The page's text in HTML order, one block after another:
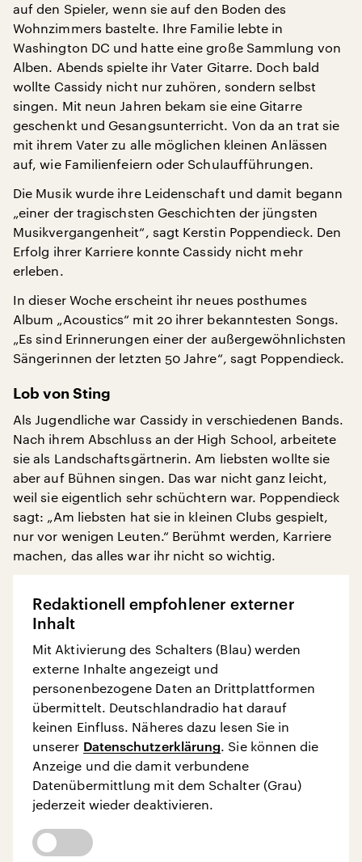
auf den Spieler, wenn sie auf den Boden des
Wohnzimmers bastelte. Ihre Familie lebte in
Washington DC und hatte eine große Sammlung von
Alben. Abends spielte ihr Vater Gitarre. Doch bald
wollte Cassidy nicht nur zuhören, sondern selbst
singen. Mit neun Jahren bekam sie eine Gitarre
geschenkt und Gesangsunterricht. Von da an trat sie
mit ihrem Vater zu alle möglichen kleinen Anlässen
auf, wie Familienfeiern oder Schulaufführungen.
Die Musik wurde ihre Leidenschaft und damit begann
„einer der tragischsten Geschichten der jüngsten
Musikvergangenheit“, sagt Kerstin Poppendieck. Den
Erfolg ihrer Karriere konnte Cassidy nicht mehr
erleben.
In dieser Woche erscheint ihr neues posthumes
Album „Acoustics“ mit 20 ihrer bekanntesten Songs.
„Es sind Erinnerungen einer der außergewöhnlichsten
Sängerinnen der letzten 50 Jahre“, sagt Poppendieck.
Lob von Sting
Als Jugendliche war Cassidy in verschiedenen Bands.
Nach ihrem Abschluss an der High School, arbeitete
sie als Landschaftsgärtnerin. Am liebsten wollte sie
aber auf Bühnen singen. Das war nicht ganz leicht,
weil sie eigentlich sehr schüchtern war. Poppendieck
sagt: „Am liebsten hat sie in kleinen Clubs gespielt,
nur vor wenigen Leuten.“ Berühmt werden, Karriere
machen, das alles war ihr nicht so wichtig.
Redaktionell empfohlener externer
Inhalt
Mit Aktivierung des Schalters (Blau) werden
externe Inhalte angezeigt und
personenbezogene Daten an Drittplattformen
übermittelt. Deutschlandradio hat darauf
keinen Einfluss. Näheres dazu lesen Sie in
unserer Datenschutzerklärung. Sie können die
Anzeige und die damit verbundene
Datenübermittlung mit dem Schalter (Grau)
jederzeit wieder deaktivieren.